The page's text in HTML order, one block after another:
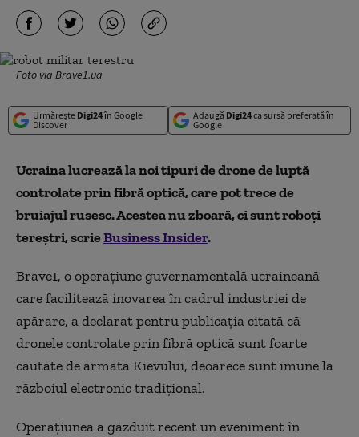
Foto via Brave1.ua
Urmărește Digi24în Google
Discover
Adaugă Digi24ca sursă preferată în
Google
Ucraina lucrează la noi tipuri de drone de luptă
controlate prin fibră optică, care pot trece de
bruiajul rusesc. Acestea nu zboară, ci sunt roboți
tereștri, scrieBusiness Insider.
Brave1, o operațiune guvernamentală ucraineană
care facilitează inovarea în cadrul industriei de
apărare, a declarat pentru publicația citată că
dronele controlate prin fibră optică sunt foarte
căutate de armata Kievului, deoarece sunt imune la
războiul electronic tradițional.
Operațiunea a găzduit recent un eveniment în